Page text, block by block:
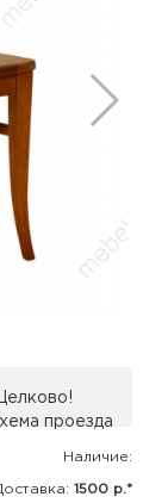
проезда
Наличие:
1500 р.*